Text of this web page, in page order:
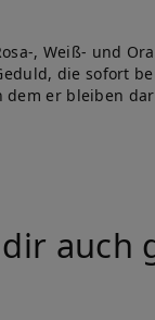
, Weiß- und
die sofort
dem er bleiben
auch